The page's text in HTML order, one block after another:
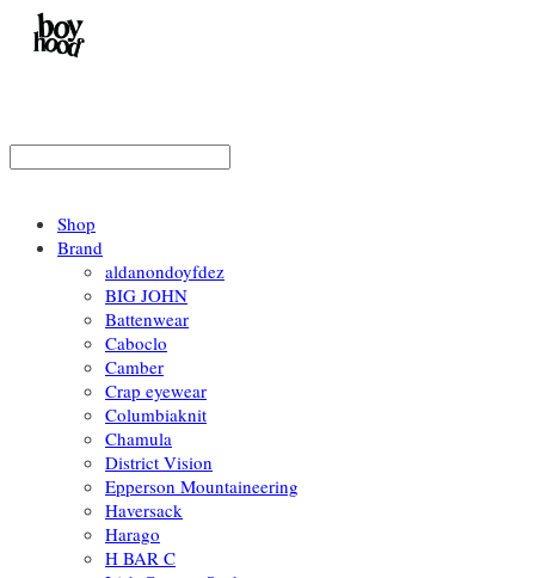
Shop
Brand
aldanondoyfdez
BIG JOHN
Battenwear
Caboclo
Camber
Crap eyewear
Columbiaknit
Chamula
District Vision
Epperson Mountaineering
Haversack
Harago
H BAR C